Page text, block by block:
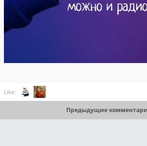
Like:
Предыдущие